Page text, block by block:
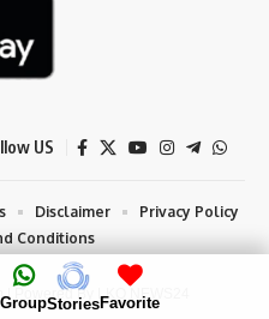
US
Powered By LKO NEWS24
Disclaimer
Privacy Policy
Conditions
GroupStoriesFavorite